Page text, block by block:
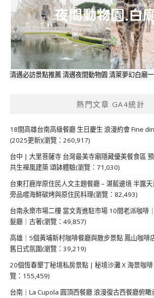
清邁必訪景點推薦 清邁夜間動物園 清萊夢幻白廟
熱門文章 GA4統計
18間高雄台南高級餐廳 生日慶生 浪漫約會 Fine
(2025更新)(瀏覽：260,917)
台中 | 大里菩薩寺 台灣最美寺廟隱藏優美餐食區
共生禪風建築 頌缽體驗(瀏覽：71,030)
台東打鹿岸原住民人文主題餐廳 – 湛藍邊境 半露
旁品嚐海鮮碳烤與原住民料理(瀏覽：82,493)
台南永樂市場二樓 當文青進駐市場 10間老派咖啡
髮廳｜古著(瀏覽：49,857)
高雄｜5個黃埔新村咖啡餐廳與散步景點 鳳山咖啡
舊日式氛圍(瀏覽：39,219)
20個恆春墾丁秘境私房景點 | 秘境沙灘 X 海景咖啡
覽：155,459)
台南｜La Cupola 圓頂西餐廳 浪漫復古西餐廳俯